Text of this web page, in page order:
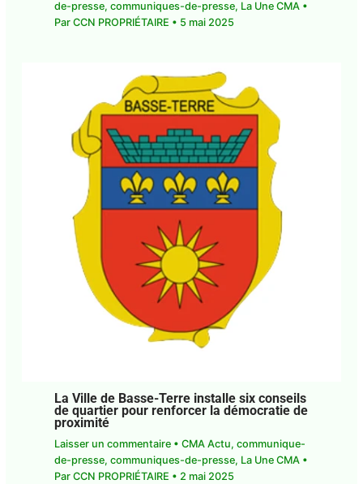
presse,La Une CMA• ParCCN PROPRIÉTAIRE•5
mai 2025
La Ville de Basse-Terre installe six
conseils de quartier pour renforcer la
démocratie de proximité
communique-de-presse
communiques-de-
presse,La Une CMA• Par CCN PROPRIÉTAIRE•2